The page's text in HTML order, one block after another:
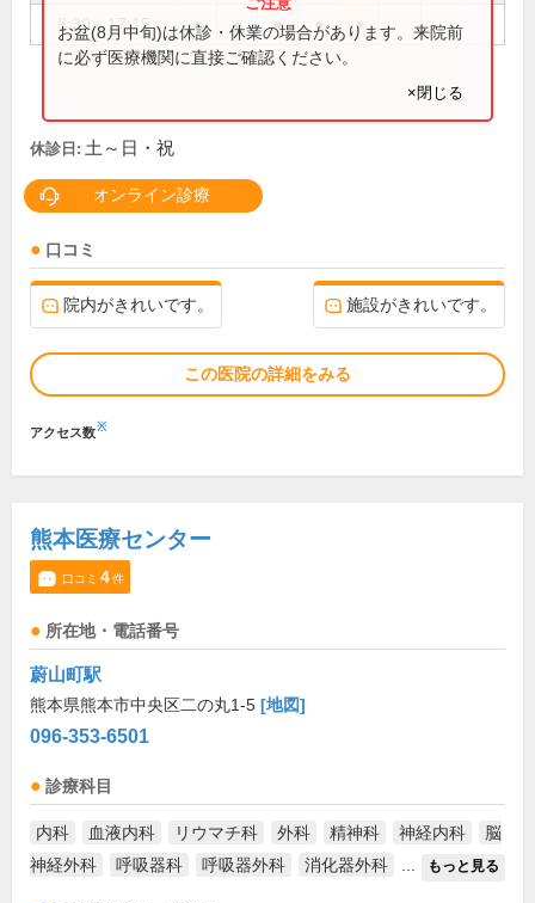
8:30～17:15 ● ● ● ● ●
お盆(8月中旬)は休診・休業の場合があります。来院前
に必ず医療機関に直接ご確認ください。
×閉じる
休診日: 土～日・祝
オンライン診療
口コミ
院内がきれいです。 施設がきれいです。
この医院の詳細をみる
アクセス数※
熊本医療センター
口コミ 4件
所在地・電話番号
蔚山町駅
熊本県熊本市中央区二の丸1-5 [地図]
096-353-6501
診療科目
内科 血液内科 リウマチ科 外科 精神科 神経内科
脳
神経外科
呼吸器科 呼吸器外科 消化器外科 もっと見る